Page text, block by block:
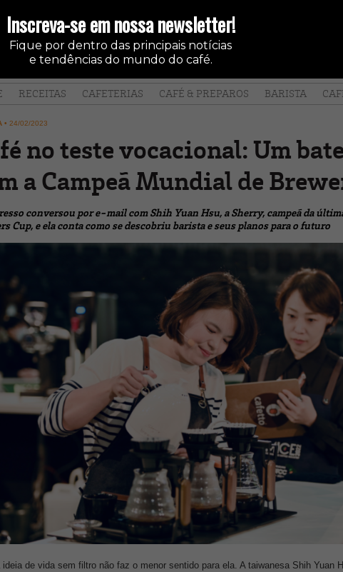
Inscreva-se em nossa newsletter!
Fique por dentro das principais notícias
e tendências do mundo do café.
RECEITAS CAFETERIAS CAFÉ & PREPAROS BARISTA
• 24/02/2023
no teste vocacional: Um
a Campeã Mundial de
conversou por e-mail com Shih Yuan Hsu, a Sherry, campeã da
Cup, e ela conta como se descobriu barista e seus planos para o futuro
ideia de vida sem filtro não faz o menor sentido para ela. A taiwanesa Shih Yuan